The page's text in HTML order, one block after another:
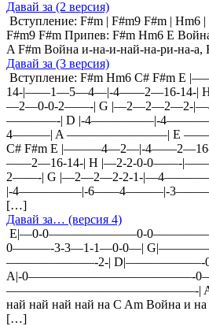
Давай за (2 версия)
Вступление: F#m | F#m9 F#m | Hm6
F#m9 F#m Припев: F#m Hm6 E
A F#m Война и-на-и-най-на-ри-на-
Давай за (3 версия)
Вступление: F#m Hm6 C# F#m
14-|——1—5—4—|-4——2—16-
—2—0-0-2——-| G
————-| D |-4—————|-
4———| A ————————| E
C# F#m E |———4—2—|-
——2—16-14-| H |—2-2-0-0——-
2——-| G |—2—2—2-2-1-
|-4—————|-6——4———|-
[…]
Давай за… (версия 4)
E|—0-0———————0-
0———-3-3—1-1—0-0—|
———————-2-|
A|-0—————————————-
———————————————-| Am
най най най най на C Am Война и
[…]